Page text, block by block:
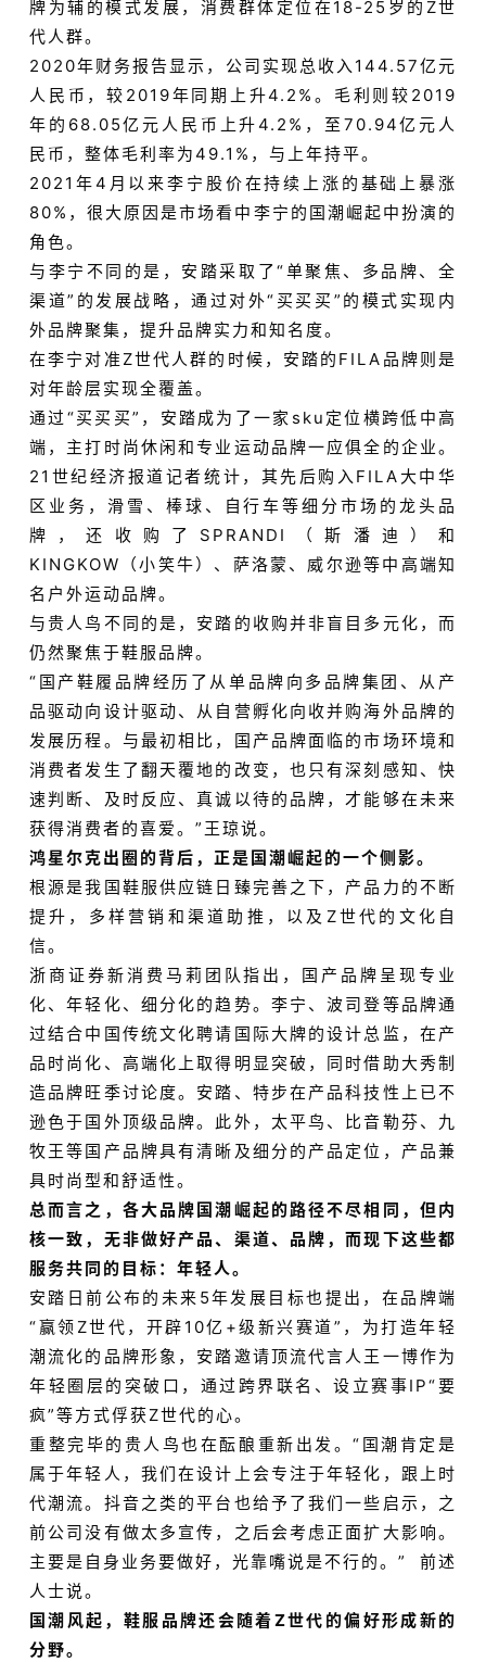
牌为辅的模式发展，消费群体定位在18-25岁的Z世
代人群。
2020年财务报告显示，公司实现总收入144.57亿元
人民币，较2019年同期上升4.2%。毛利则较2019
年的68.05亿元人民币上升4.2%，至70.94亿元人
民币，整体毛利率为49.1%，与上年持平。
2021年4月以来李宁股价在持续上涨的基础上暴涨
80%，很大原因是市场看中李宁的国潮崛起中扮演的
角色。
与李宁不同的是，安踏采取了“单聚焦、多品牌、全
渠道”的发展战略，通过对外“买买买”的模式实现内
外品牌聚集，提升品牌实力和知名度。
在李宁对准Z世代人群的时候，安踏的FILA品牌则是
对年龄层实现全覆盖。
通过“买买买”，安踏成为了一家sku定位横跨低中高
端，主打时尚休闲和专业运动品牌一应俱全的企业。
21世纪经济报道记者统计，其先后购入FILA大中华
区业务，滑雪、棒球、自行车等细分市场的龙头品
牌，还收购了SPRANDI（斯潘迪）和
KINGKOW（小笑牛）、萨洛蒙、威尔逊等中高端知
名户外运动品牌。
与贵人鸟不同的是，安踏的收购并非盲目多元化，而
仍然聚焦于鞋服品牌。
“国产鞋履品牌经历了从单品牌向多品牌集团、从产
品驱动向设计驱动、从自营孵化向收并购海外品牌的
发展历程。与最初相比，国产品牌面临的市场环境和
消费者发生了翻天覆地的改变，也只有深刻感知、快
速判断、及时反应、真诚以待的品牌，才能够在未来
获得消费者的喜爱。”王琼说。
鸿星尔克出圈的背后，正是国潮崛起的一个侧影。
根源是我国鞋服供应链日臻完善之下，产品力的不断
提升，多样营销和渠道助推，以及Z世代的文化自
信。
浙商证券新消费马莉团队指出，国产品牌呈现专业
化、年轻化、细分化的趋势。李宁、波司登等品牌通
过结合中国传统文化聘请国际大牌的设计总监，在产
品时尚化、高端化上取得明显突破，同时借助大秀制
造品牌旺季讨论度。安踏、特步在产品科技性上已不
逊色于国外顶级品牌。此外，太平鸟、比音勒芬、九
牧王等国产品牌具有清晰及细分的产品定位，产品兼
具时尚型和舒适性。
总而言之，各大品牌国潮崛起的路径不尽相同，但内
核一致，无非做好产品、渠道、品牌，而现下这些都
服务共同的目标：年轻人。
安踏日前公布的未来5年发展目标也提出，在品牌端
“赢领Z世代，开辟10亿+级新兴赛道”，为打造年轻
潮流化的品牌形象，安踏邀请顶流代言人王一博作为
年轻圈层的突破口，通过跨界联名、设立赛事IP“要
疯”等方式俘获Z世代的心。
重整完毕的贵人鸟也在酝酿重新出发。“国潮肯定是
属于年轻人，我们在设计上会专注于年轻化，跟上时
代潮流。抖音之类的平台也给予了我们一些启示，之
前公司没有做太多宣传，之后会考虑正面扩大影响。
主要是自身业务要做好，光靠嘴说是不行的。” 前述
人士说。
国潮风起，鞋服品牌还会随着Z世代的偏好形成新的
分野。